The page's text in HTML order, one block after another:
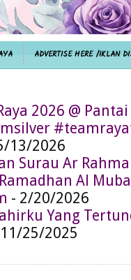
ADVERTISE HERE /IKLAN
2026 @ Pantai
13/2026
Surau Ar
Al
- 2/20/2026
Yang
25/2025